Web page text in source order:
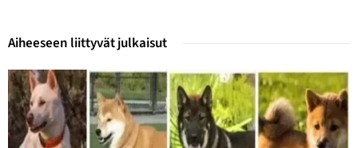
Aiheeseen liittyvät julkaisut